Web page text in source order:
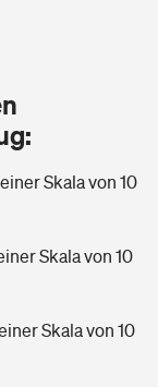
Skala von 10
Skala von 10
Skala von 10